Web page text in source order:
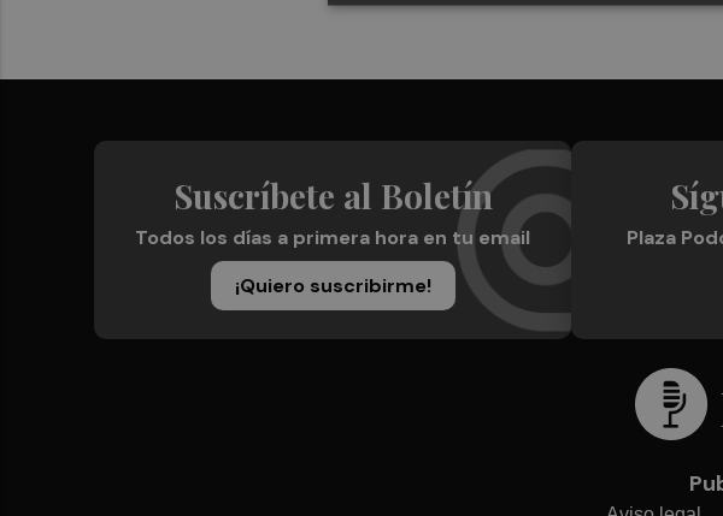
Suscríbete al Boletín
Todos los días a primera hora en tu email
¡Quiero suscribirme!
Plaza